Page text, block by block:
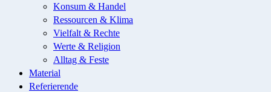
Konsum & Handel
Ressourcen & Klima
Vielfalt & Rechte
Werte & Religion
Alltag & Feste
Material
Referierende